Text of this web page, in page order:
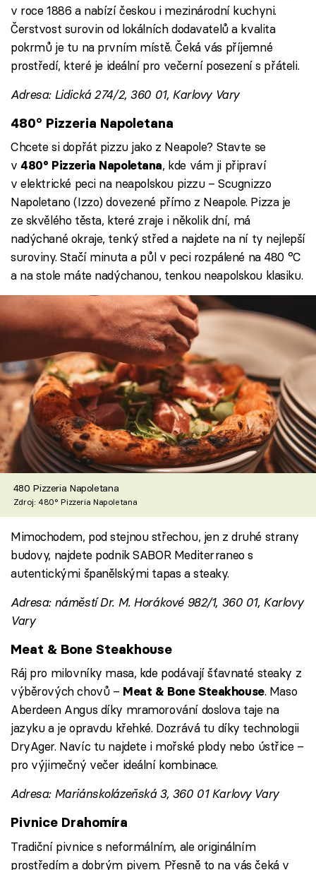
v roce 1886 a nabízí českou i mezinárodní kuchyni.
Čerstvost surovin od lokálních dodavatelů a kvalita
pokrmů je tu na prvním místě. Čeká vás příjemné
prostředí, které je ideální pro večerní posezení s přáteli.
Adresa: Lidická 274/2, 360 01, Karlovy Vary
480° Pizzeria Napoletana
Chcete si dopřát pizzu jako z Neapole? Stavte se
v 480° Pizzeria Napoletana, kde vám ji připraví
v elektrické peci na neapolskou pizzu – Scugnizzo
Napoletano (Izzo) dovezené přímo z Neapole. Pizza je
ze skvělého těsta, které zraje i několik dní, má
nadýchané okraje, tenký střed a najdete na ní ty nejlepší
suroviny. Stačí minuta a půl v peci rozpálené na 480 °C
a na stole máte nadýchanou, tenkou neapolskou klasiku.
480 Pizzeria Napoletana
Zdroj: 480° Pizzeria Napoletana
Mimochodem, pod stejnou střechou, jen z druhé strany
budovy, najdete podnik SABOR Mediterraneo s
autentickými španělskými tapas a steaky.
Adresa: náměstí Dr. M. Horákové 982/1, 360 01, Karlovy
Vary
Meat & Bone Steakhouse
Ráj pro milovníky masa, kde podávají šťavnaté steaky z
výběrových chovů – Meat & Bone Steakhouse. Maso
Aberdeen Angus díky mramorování doslova taje na
jazyku a je opravdu křehké. Dozrává tu díky technologii
DryAger. Navíc tu najdete i mořské plody nebo ústřice –
pro výjimečný večer ideální kombinace.
Adresa: Mariánskolázeňská 3, 360 01 Karlovy Vary
Pivnice Drahomíra
Tradiční pivnice s neformálním, ale originálním
prostředím a dobrým pivem. Přesně to na vás čeká v